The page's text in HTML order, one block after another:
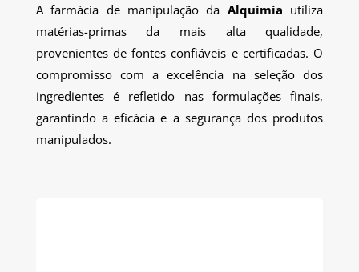
A farmácia de manipulação da Alquimia utiliza
matérias-primas da mais alta qualidade,
provenientes de fontes confiáveis e certificadas. O
compromisso com a excelência na seleção dos
ingredientes é refletido nas formulações finais,
garantindo a eficácia e a segurança dos produtos
manipulados.